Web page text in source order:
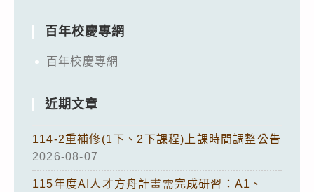
百年校慶專網
百年校慶專網
近期文章
114-2重補修(1下、2下課程)上課時間調整公告
2026-08-07
115年度AI人才方舟計畫需完成研習：A1、